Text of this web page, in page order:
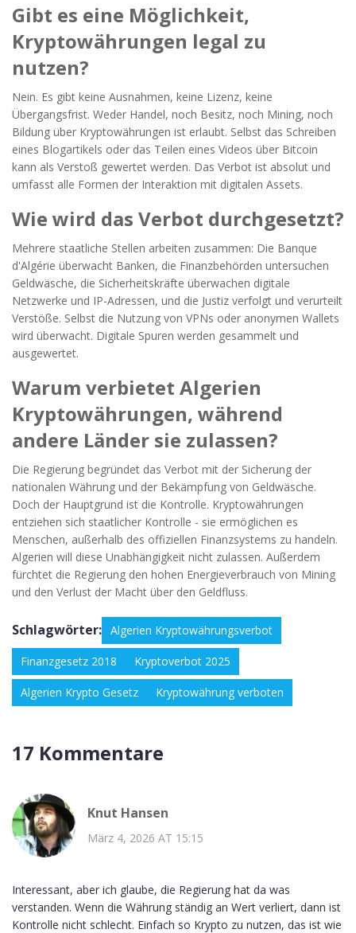
Gibt es eine Möglichkeit,
Kryptowährungen legal zu
nutzen?
Nein. Es gibt keine Ausnahmen, keine Lizenz, keine
Übergangsfrist. Weder Handel, noch Besitz, noch Mining, noch
Bildung über Kryptowährungen ist erlaubt. Selbst das Schreiben
eines Blogartikels oder das Teilen eines Videos über Bitcoin
kann als Verstoß gewertet werden. Das Verbot ist absolut und
umfasst alle Formen der Interaktion mit digitalen Assets.
Wie wird das Verbot durchgesetzt?
Mehrere staatliche Stellen arbeiten zusammen: Die Banque
d'Algérie überwacht Banken, die Finanzbehörden untersuchen
Geldwäsche, die Sicherheitskräfte überwachen digitale
Netzwerke und IP-Adressen, und die Justiz verfolgt und verurteilt
Verstöße. Selbst die Nutzung von VPNs oder anonymen Wallets
wird überwacht. Digitale Spuren werden gesammelt und
ausgewertet.
Warum verbietet Algerien
Kryptowährungen, während
andere Länder sie zulassen?
Die Regierung begründet das Verbot mit der Sicherung der
nationalen Währung und der Bekämpfung von Geldwäsche.
Doch der Hauptgrund ist die Kontrolle. Kryptowährungen
entziehen sich staatlicher Kontrolle - sie ermöglichen es
Menschen, außerhalb des offiziellen Finanzsystems zu handeln.
Algerien will diese Unabhängigkeit nicht zulassen. Außerdem
fürchtet die Regierung den hohen Energieverbrauch von Mining
und den Verlust der Macht über den Geldfluss.
Schlagwörter: Algerien Kryptowährungsverbot
Finanzgesetz 2018 Kryptoverbot 2025
Algerien Krypto Gesetz Kryptowährung verboten
17 Kommentare
Knut Hansen
März 4, 2026 AT 15:15
Interessant, aber ich glaube, die Regierung hat da was
verstanden. Wenn die Währung ständig an Wert verliert, dann ist
Kontrolle nicht schlecht. Einfach so Krypto zu nutzen, das ist wie